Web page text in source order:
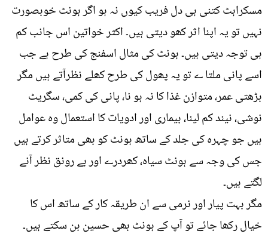
مسکراہٹ کتنی ہی دل فریب کیوں نہ ہو اگر ہونٹ خوبصورت
نہیں تو یہ اپنا اثر کھو دیتی ہیں۔ اکثر خواتین اس جانب کم
ہی توجہ دیتی ہیں۔ ہونٹ کی مثال اسفنج کی طرح ہے جب
اسے پانی ملتا ے تو یہ پھول کی طرح کھلے نظرآتے ہیں مگر
بڑھتی عمر، متوازن غذا کا نہ ہو نا، پانی کی کمی، سگریٹ
نوشی، نیند کم لینا، بیماری اور ادویات کا استعمال وہ عوامل
ہیں جو چہرہ کی جلد کے ساتھ ہونٹ کو بھی متاثر کرتے ہیں
جس کی وجہ سے ہونٹ سیاہ، کھردرے اور بے رونق نظر آنے
لگتے ہیں۔
مگر بہت پیار اور نرمی سے ان طریقہ کار کے ساتھ اس کا
خیال رکھا جائے تو آپ کے ہونٹ بھی حسین بن سکتے ہیں۔